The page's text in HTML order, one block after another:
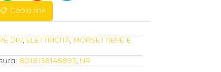
📋 Copia link
DIN ELETTRICITÀ MORSETTIERE E
8018138148893
NR